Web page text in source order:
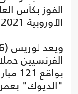
الأوروبية 2021.
الفرنسيين
"الديوك" بعمر 22 في عام 2008.